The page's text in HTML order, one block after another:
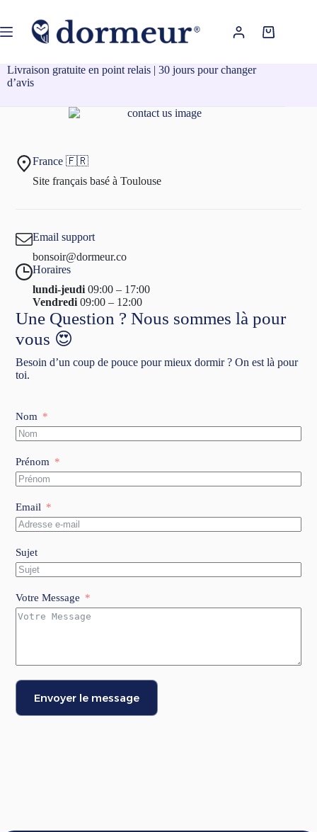
contenu
Panier
Livraison gratuite en point relais | 30 jours pour changer
d’avis
France 🇫🇷
Site français basé à Toulouse
Email support
bonsoir@dormeur.co
Horaires
lundi-jeudi 09:00 – 17:00
Vendredi 09:00 – 12:00
Une Question ? Nous sommes là pour
vous 😍
Besoin d’un coup de pouce pour mieux dormir ? On est là pour
toi.
Nom
Prénom
Email
Sujet
Votre Message
Envoyer le message